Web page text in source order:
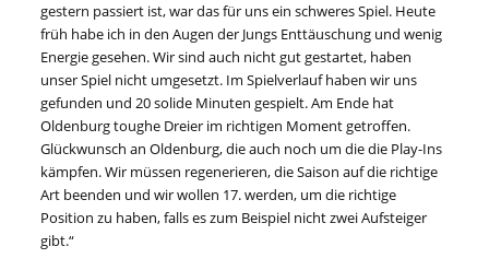
gestern passiert ist, war das für uns ein schweres Spiel. Heute
früh habe ich in den Augen der Jungs Enttäuschung und wenig
Energie gesehen. Wir sind auch nicht gut gestartet, haben
unser Spiel nicht umgesetzt. Im Spielverlauf haben wir uns
gefunden und 20 solide Minuten gespielt. Am Ende hat
Oldenburg toughe Dreier im richtigen Moment getroffen.
Glückwunsch an Oldenburg, die auch noch um die die Play-Ins
kämpfen. Wir müssen regenerieren, die Saison auf die richtige
Art beenden und wir wollen 17. werden, um die richtige
Position zu haben, falls es zum Beispiel nicht zwei Aufsteiger
gibt.“